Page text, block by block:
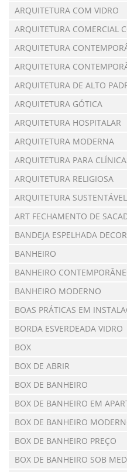
ARQUITETURA COM VIDRO
ARQUITETURA COMERCIAL
ARQUITETURA
ARQUITETURA
ARQUITETURA DE ALTO
ARQUITETURA GÓTICA
ARQUITETURA HOSPITALAR
ARQUITETURA MODERNA
ARQUITETURA PARA
ARQUITETURA RELIGIOSA
ARQUITETURA SUSTENTÁVEL
ART FECHAMENTO DE
BANDEJA ESPELHADA
BANHEIRO
BANHEIRO
BANHEIRO MODERNO
BOAS PRÁTICAS EM
BORDA ESVERDEADA VIDRO
BOX
BOX DE ABRIR
BOX DE BANHEIRO
BOX DE BANHEIRO EM
BOX DE BANHEIRO
BOX DE BANHEIRO PREÇO
BOX DE BANHEIRO SOB